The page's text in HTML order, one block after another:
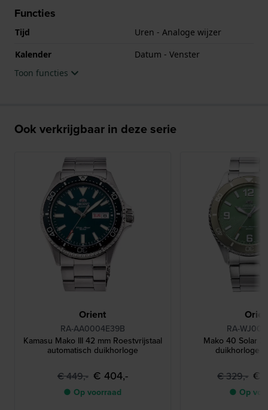
Functies
Tijd
Uren - Analoge wijzer
Kalender
Datum - Venster
Toon functies
Ook verkrijgbaar in deze serie
Orient
RA-AA0004E39B
Kamasu Mako III 42 mm Roestvrijstaal
automatisch duikhorloge
€ 449,- € 404,-
● Op voorraad
RA-
Mako 40 Solar
duikhorloge
€ 329,- €
● Op